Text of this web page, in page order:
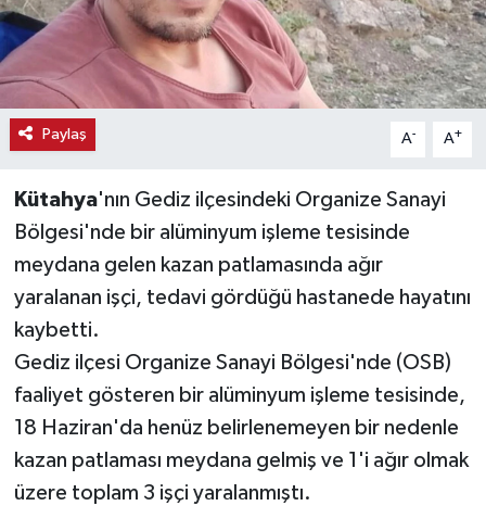
Paylaş A- A+
Kütahya'nın Gediz ilçesindeki Organize Sanayi
Bölgesi'nde bir alüminyum işleme tesisinde
meydana gelen kazan patlamasında ağır
yaralanan işçi, tedavi gördüğü hastanede hayatını
kaybetti.
Gediz ilçesi Organize Sanayi Bölgesi'nde (OSB)
faaliyet gösteren bir alüminyum işleme tesisinde,
18 Haziran'da henüz belirlenemeyen bir nedenle
kazan patlaması meydana gelmiş ve 1'i ağır olmak
üzere toplam 3 işçi yaralanmıştı.
Resmi İlanlar
Sağlık
Seri İlan
Spor
Teknoloji
Vasıta
Vefat Haberleri
Yaşam